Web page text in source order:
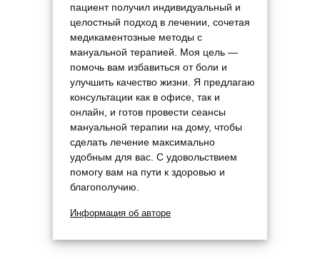
пациент получил индивидуальный и
целостный подход в лечении, сочетая
медикаментозные методы с
мануальной терапией. Моя цель —
помочь вам избавиться от боли и
улучшить качество жизни. Я предлагаю
консультации как в офисе, так и
онлайн, и готов провести сеансы
мануальной терапии на дому, чтобы
сделать лечение максимально
удобным для вас. С удовольствием
помогу вам на пути к здоровью и
благополучию.
Информация об авторе